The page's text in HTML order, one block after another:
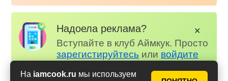
На iamcook.ru мы используем
Надоела реклама?
Вступайте в клуб Аймкук. Просто
зарегистируйтесь или войдите
ВК.
✕